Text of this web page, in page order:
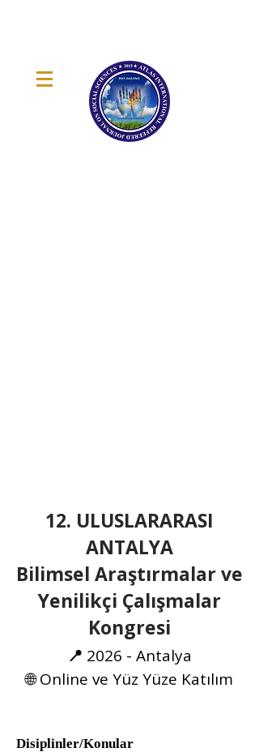
12. ULUSLARARASI
ANTALYA
Bilimsel Araştırmalar ve
Yenilikçi Çalışmalar
Kongresi
📍 2026 - Antalya
🌐 Online ve Yüz Yüze Katılım
Disiplinler/Konular